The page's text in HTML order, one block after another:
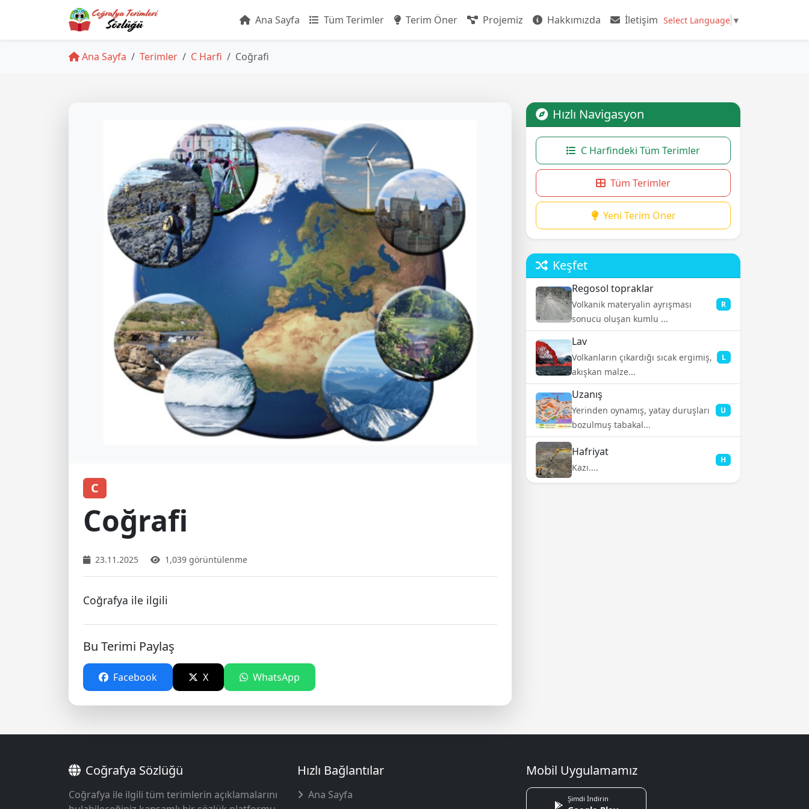
Ana Sayfa Tüm Terimler Terim Öner Projemiz Hakkımızda İletişim Select Language ▼
Ana Sayfa Terimler C Harfi Coğrafi
C
Coğrafi
23.11.2025 1,039 görüntülenme
Coğrafya ile ilgili
Bu Terimi Paylaş
Facebook X WhatsApp
Hızlı Navigasyon
C Harfindeki Tüm Terimler
Tüm Terimler
Yeni Terim Öner
Keşfet
Regosol topraklar
Volkanik materyalin ayrışması
sonucu oluşan kumlu ...
R
Lav
Volkanların çıkardığı sıcak ergimiş,
akışkan malze...
L
Uzanış
Yerinden oynamış, yatay duruşları
bozulmuş tabakal...
U
Hafriyat
Kazı....
H
Coğrafya Sözlüğü
Coğrafya ile ilgili tüm terimlerin açıklamalarını
Hızlı Bağlantılar
Ana Sayfa
Mobil Uygulamamız
Şimdi İndirin